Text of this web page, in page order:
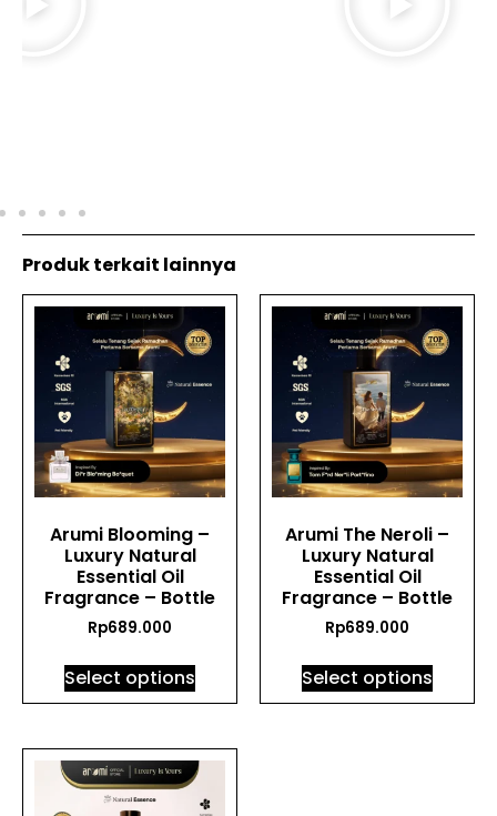
Produk terkait lainnya
Arumi Blooming –
Luxury Natural
Essential Oil
Fragrance – Bottle
Rp689.000
Select options
Arumi The Neroli –
Luxury Natural
Essential Oil
Fragrance – Bottle
Rp689.000
Select options